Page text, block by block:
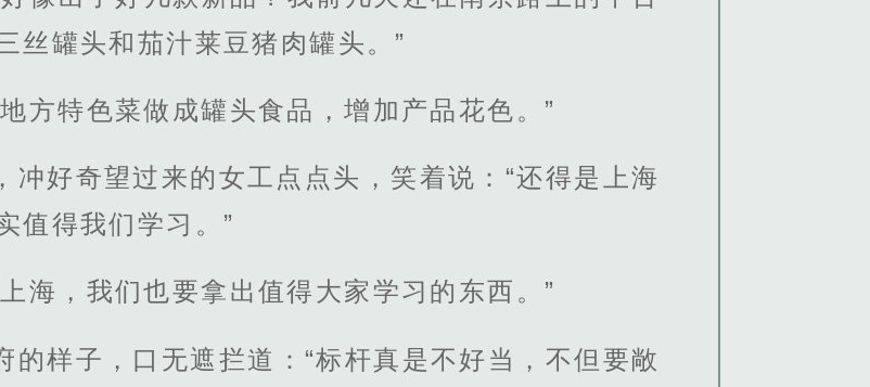
丝罐头和茄汁莱豆猪肉罐头。”
方特色菜做成罐头食品，增加产品花色。”
冲好奇望过来的女工点点头，笑着说：“还得是上海
值得我们学习。”
海，我们也要拿出值得大家学习的东西。”
的样子，口无遮拦道：“标杆真是不好当，不但要敞